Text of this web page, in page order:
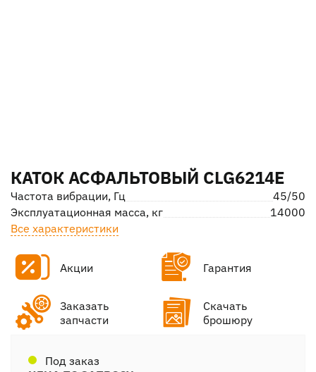
КАТОК АСФАЛЬТОВЫЙ CLG6214E
Частота вибрации, Гц
45/50
Эксплуатационная масса, кг
14000
Все характеристики
Акции Гарантия
Заказать
запчасти
Скачать
брошюру
Под заказ